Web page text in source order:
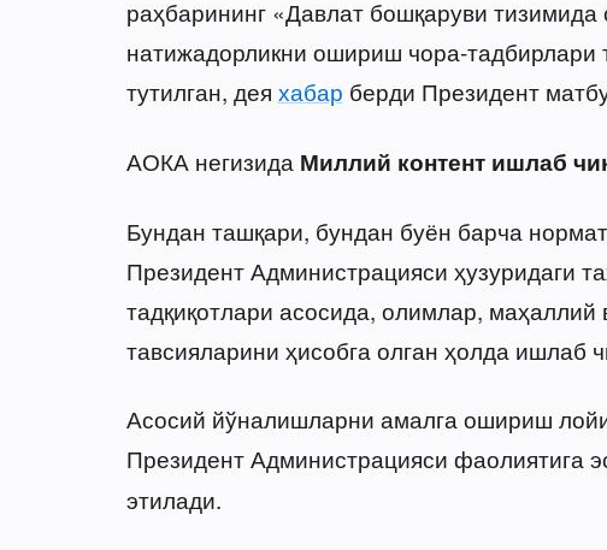
раҳбарининг «Давлат бошқаруви тизимида
натижадорликни ошириш чора-тадбирлари
тутилган, дея хабар берди Президент
АОКА негизида Миллий контент ишлаб
Бундан ташқари, бундан буён барча
Президент Администрацияси ҳузуридаги
тадқиқотлари асосида, олимлар, маҳаллий
тавсияларини ҳисобга олган ҳолда ишлаб
Асосий йўналишларни амалга ошириш
Президент Администрацияси фаолиятига
этилади.